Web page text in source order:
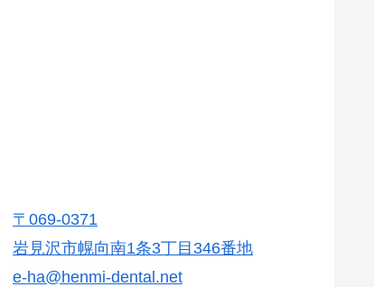
〒069-0371
岩見沢市幌向南1条3丁目346番地
e-ha@henmi-dental.net